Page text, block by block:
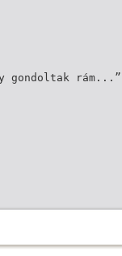
gondoltak rám...”